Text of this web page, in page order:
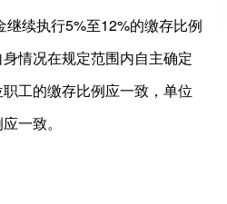
继续执行5%至12%的缴存比例
情况在规定范围内自主确定
工的缴存比例应一致，单位
一致。